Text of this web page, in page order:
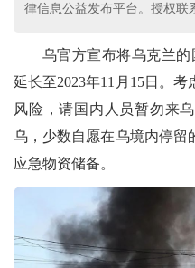
律信息公益发布平台。授权联
乌官方宣布将乌克兰的
延长至2023年11月15日。
风险，请国内人员暂勿来
乌，少数自愿在乌境内停留
应急物资储备。